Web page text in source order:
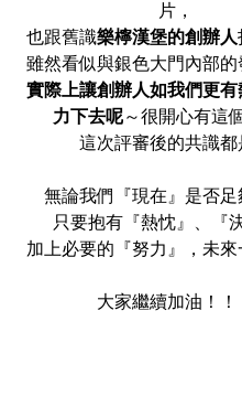
片，
也跟舊識樂檸漢堡的創辦人
雖然看似與銀色大門內部的
實際上讓創辦人如我們更
力下去呢～很開心有這
這次評審後的共識都
無論我們『現在』是否足
只要抱有『熱忱』、『
加上必要的『努力』，未來
大家繼續加油！！